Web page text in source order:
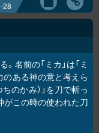
28
名前の「ミカ」は「ミ
のある神の意と考えら
のかみ）」を刀で斬っ
がこの時の使われた刀